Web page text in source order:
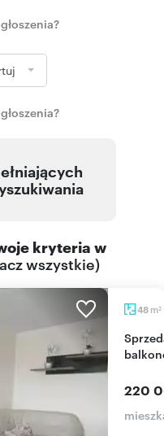
kryteria w
wszystkie)
48 m2
Sprzedam jasne 3-pokojowe mieszkanie z
220